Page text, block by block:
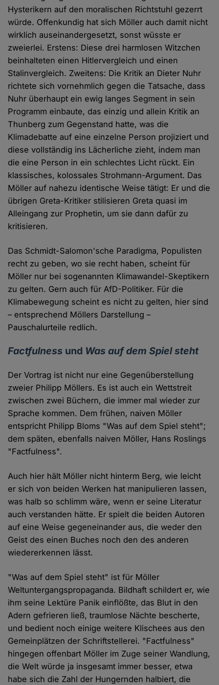
Hysterikern auf den moralischen Richtstuhl gezerrt
würde. Offenkundig hat sich Möller auch damit nicht
wirklich auseinandergesetzt, sonst wüsste er
zweierlei. Erstens: Diese drei harmlosen Witzchen
beinhalteten einen Hitlervergleich und einen
Stalinvergleich. Zweitens: Die Kritik an Dieter Nuhr
richtete sich vornehmlich gegen die Tatsache, dass
Nuhr überhaupt ein ewig langes Segment in sein
Programm einbaute, das einzig und allein Kritik an
Thunberg zum Gegenstand hatte, was die
Klimadebatte auf eine einzelne Person projiziert und
diese vollständig ins Lächerliche zieht, indem man
die eine Person in ein schlechtes Licht rückt. Ein
klassisches, kolossales Strohmann-Argument. Das
Möller auf nahezu identische Weise tätigt: Er und die
übrigen Greta-Kritiker stilisieren Greta quasi im
Alleingang zur Prophetin, um sie dann dafür zu
kritisieren.
Das Schmidt-Salomon'sche Paradigma, Populisten
recht zu geben, wo sie recht haben, scheint für
Möller nur bei sogenannten Klimawandel-Skeptikern
zu gelten. Gern auch für AfD-Politiker. Für die
Klimabewegung scheint es nicht zu gelten, hier sind
– entsprechend Möllers Darstellung –
Pauschalurteile redlich.
Factfulness und Was auf dem Spiel steht
Der Vortrag ist nicht nur eine Gegenüberstellung
zweier Philipp Möllers. Es ist auch ein Wettstreit
zwischen zwei Büchern, die immer mal wieder zur
Sprache kommen. Dem frühen, naiven Möller
entspricht Philipp Bloms "Was auf dem Spiel steht";
dem späten, ebenfalls naiven Möller, Hans Roslings
"Factfulness".
Auch hier hält Möller nicht hinterm Berg, wie leicht
er sich von beiden Werken hat manipulieren lassen,
was halb so schlimm wäre, wenn er seine Literatur
auch verstanden hätte. Er spielt die beiden Autoren
auf eine Weise gegeneinander aus, die weder den
Geist des einen Buches noch den des anderen
wiedererkennen lässt.
"Was auf dem Spiel steht" ist für Möller
Weltuntergangspropaganda. Bildhaft schildert er, wie
ihm seine Lektüre Panik einflößte, das Blut in den
Adern gefrieren ließ, traumlose Nächte bescherte,
und bedient noch einige weitere Klischees aus den
Gemeinplätzen der Schriftstellerei. "Factfulness"
hingegen offenbart Möller im Zuge seiner Wandlung,
die Welt würde ja insgesamt immer besser, etwa
habe sich die Zahl der Hungernden halbiert, die